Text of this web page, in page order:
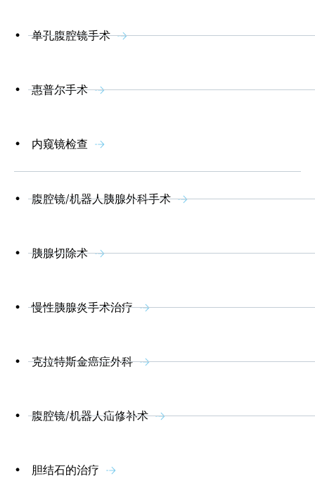
单孔腹腔镜手术
惠普尔手术
内窥镜检查
腹腔镜/机器人胰腺外科手术
胰腺切除术
慢性胰腺炎手术治疗
克拉特斯金癌症外科
腹腔镜/机器人疝修补术
胆结石的治疗